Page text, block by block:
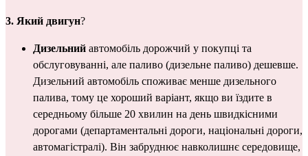
3. Який двигун?
Дизельний автомобіль дорожчий у покупці та
обслуговуванні, але паливо (дизельне паливо) дешевше.
Дизельний автомобіль споживає менше дизельного
палива, тому це хороший варіант, якщо ви їздите в
середньому більше 20 хвилин на день швидкісними
дорогами (департаментальні дороги, національні дороги,
автомагістралі). Він забруднює навколишнє середовище,